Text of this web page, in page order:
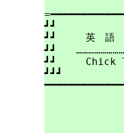
┛┛
┛┛　　　英　語
┛┛　　
┛┛　　　
┛┛┛